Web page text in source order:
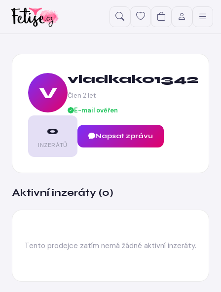
V
vladkako1342
Člen 2 let
E-mail ověřen
0
INZERÁTŮ
Napsat zprávu
Aktivní inzeráty (0)
Tento prodejce zatím nemá žádné aktivní inzeráty.